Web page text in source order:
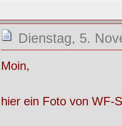
Dienstag, 5.
Moin,
hier ein Foto von WF-